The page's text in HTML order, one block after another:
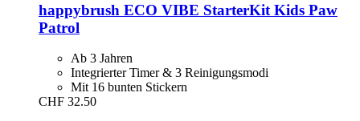
happybrush ECO VIBE StarterKit Kids Paw
Patrol
Ab 3 Jahren
Integrierter Timer & 3 Reinigungsmodi
Mit 16 bunten Stickern
CHF 32.50